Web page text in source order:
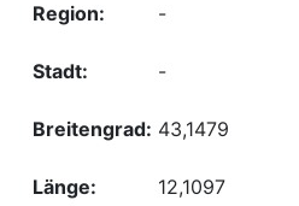
-
-
43,1479
12,1097